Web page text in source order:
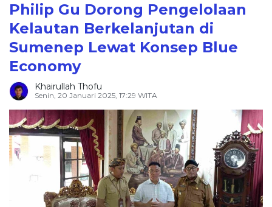
Philip Gu Dorong Pengelolaan
Kelautan Berkelanjutan di
Sumenep Lewat Konsep Blue
Economy
Khairullah Thofu
Senin, 20 Januari 2025, 17:29 WITA